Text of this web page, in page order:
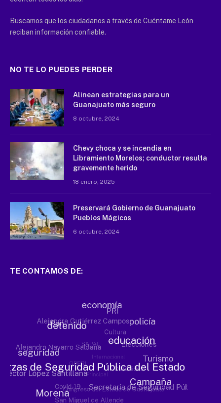
Buscamos que los ciudadanos a través de Cuéntame León
reciban información confiable.
NO TE LO PUEDES PERDER
Alinean estrategias para un
Guanajuato más seguro
8 octubre, 2024
Chevy choca y se incendia en
Libramiento Morelos; conductor resulta
gravemente herido
18 enero, 2025
Preservará Gobierno de Guanajuato
Pueblos Mágicos
6 octubre, 2024
TE CONTAMOS DE: